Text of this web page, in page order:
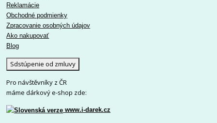
Reklamácie
Obchodné podmienky
Zpracovanie osobných údajov
Ako nakupovať
Blog
Sdstúpenie od zmluvy
Pro návštěvníky z ČR
máme dárkový e-shop zde:
www.i-darek.cz